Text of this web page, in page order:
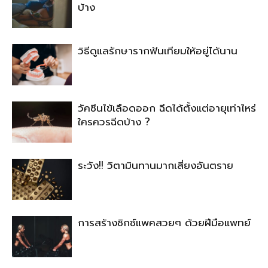
บ้าง
วิธีดูแลรักษารากฟันเทียมให้อยู่ได้นาน
วัคซีนไข้เลือดออก ฉีดได้ตั้งแต่อายุเท่าไหร่
ใครควรฉีดบ้าง ?
ระวัง!! วิตามินทานมากเสี่ยงอันตราย
การสร้างซิกซ์แพคสวยๆ ด้วยฝีมือแพทย์